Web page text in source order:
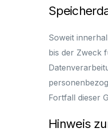
Soweit
bis der Zweck
Fortfall dieser
Hinweis